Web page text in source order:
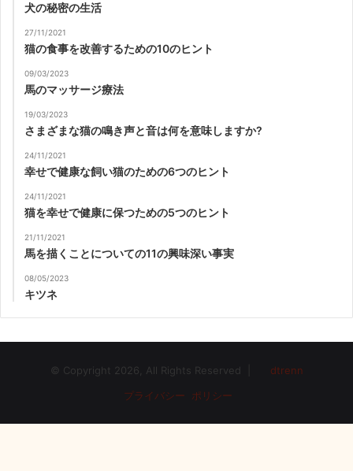
犬の秘密の生活
27/11/2021
猫の食事を改善するための10のヒント
09/03/2023
馬のマッサージ療法
19/03/2023
さまざまな猫の鳴き声と音は何を意味しますか?
24/11/2021
幸せで健康な飼い猫のための6つのヒント
24/11/2021
猫を幸せで健康に保つための5つのヒント
21/11/2021
馬を描くことについての11の興味深い事実
08/05/2023
キツネ
© Copyright 2026, All Rights Reserved |
dtrenn
プライバシー ポリシー